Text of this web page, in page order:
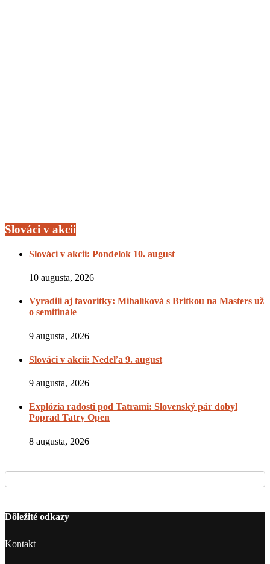
Slováci v akcii
Slováci v akcii: Pondelok 10. august
10 augusta, 2026
Vyradili aj favoritky: Mihalíková s Britkou na Masters už
o semifinále
9 augusta, 2026
Slováci v akcii: Nedeľa 9. august
9 augusta, 2026
Explózia radosti pod Tatrami: Slovenský pár dobyl
Poprad Tatry Open
8 augusta, 2026
Dôležité odkazy
Kontakt